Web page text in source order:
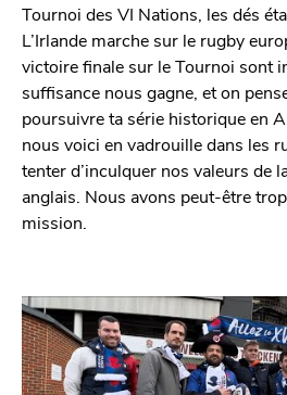
Tournoi des VI Nations, les dés
L’Irlande marche sur le rugby
victoire finale sur le Tournoi sont
suffisance nous gagne, et on
poursuivre ta série historique en
nous voici en vadrouille dans les
tenter d’inculquer nos valeurs de
anglais. Nous avons peut-être
mission.